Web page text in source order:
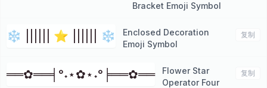
Bracket Emoji Symbol
❄ |||||| ⭐ |||||| ❄
Enclosed Decoration
Emoji Symbol
复制
══✿══╡°˖⋆✿⋆˖°╞══✿══
Flower Star
Operator Four
复制